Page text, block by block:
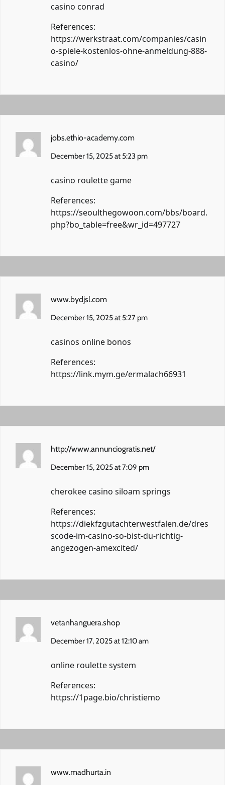
casino conrad
References:
https://werkstraat.com/companies/casin
o-spiele-kostenlos-ohne-anmeldung-888-
casino/
jobs.ethio-academy.com
December 15, 2025 at 5:23 pm
casino roulette game
References:
https://seoulthegowoon.com/bbs/board.
php?bo_table=free&wr_id=497727
www.bydjsl.com
December 15, 2025 at 5:27 pm
casinos online bonos
References:
https://link.mym.ge/ermalach66931
http://www.annunciogratis.net/
December 15, 2025 at 7:09 pm
cherokee casino siloam springs
References:
https://diekfzgutachterwestfalen.de/dres
scode-im-casino-so-bist-du-richtig-
angezogen-amexcited/
vetanhanguera.shop
December 17, 2025 at 12:10 am
online roulette system
References:
https://1page.bio/christiemo
www.madhurta.in